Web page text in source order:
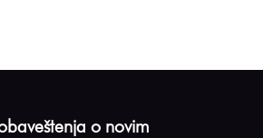
o novim